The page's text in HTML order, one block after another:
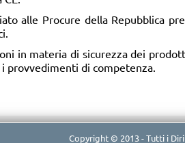
alle Procure della Repubblica
in materia di sicurezza dei
di competenza.
Copyright © 2013 - Tutti i